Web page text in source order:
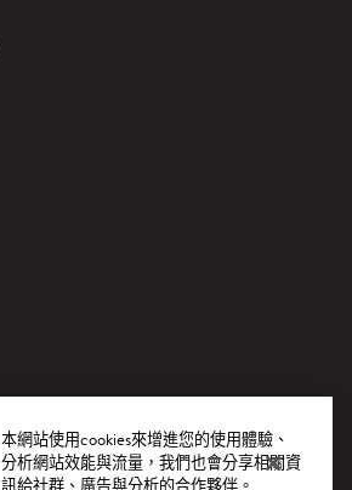
本網站使用cookies來增進您的使用體驗、
分析網站效能與流量，我們也會分享相關資
訊給社群、廣告與分析的合作夥伴。